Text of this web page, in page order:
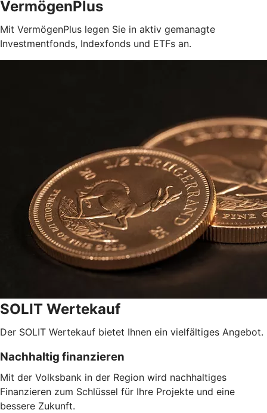
VermögenPlus
Mit VermögenPlus legen Sie in aktiv gemanagte
Investmentfonds, Indexfonds und ETFs an.
SOLIT Wertekauf
Der SOLIT Wertekauf bietet Ihnen ein vielfältiges Angebot.
Nachhaltig finanzieren
Mit der Volksbank in der Region wird nachhaltiges
Finanzieren zum Schlüssel für Ihre Projekte und eine
bessere Zukunft.